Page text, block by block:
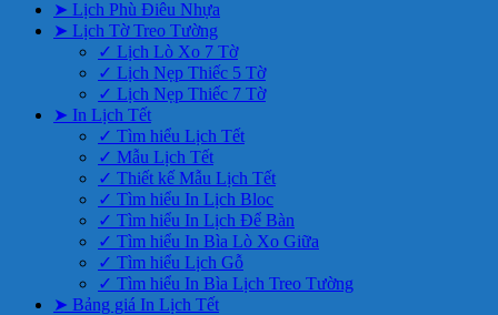
➤ Lịch Phù Điêu Nhựa
➤ Lịch Tờ Treo Tường
✓ Lịch Lò Xo 7 Tờ
✓ Lịch Nẹp Thiếc 5 Tờ
✓ Lịch Nẹp Thiếc 7 Tờ
➤ In Lịch Tết
✓ Tìm hiểu Lịch Tết
✓ Mẫu Lịch Tết
✓ Thiết kế Mẫu Lịch Tết
✓ Tìm hiểu In Lịch Bloc
✓ Tìm hiểu In Lịch Để Bàn
✓ Tìm hiểu In Bìa Lò Xo Giữa
✓ Tìm hiểu Lịch Gỗ
✓ Tìm hiểu In Bìa Lịch Treo Tường
➤ Bảng giá In Lịch Tết